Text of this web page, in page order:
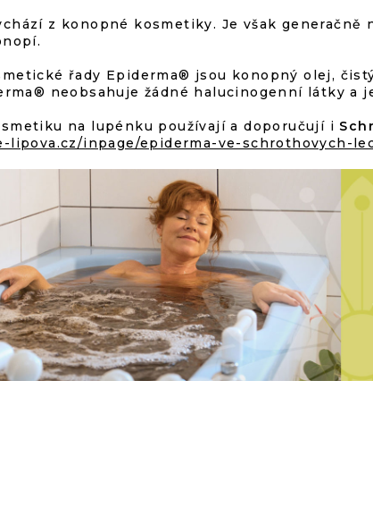
Y
P
I
U
z konopné kosmetiky. Je však generačně
řady Epiderma® jsou konopný olej,
neobsahuje žádné halucinogenní látky a
na lupénku používají a doporučují i
lipova.cz/inpage/epiderma-ve-schrothovych-